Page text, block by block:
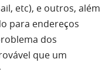
etc), e outros, além
para endereços
dos
que um